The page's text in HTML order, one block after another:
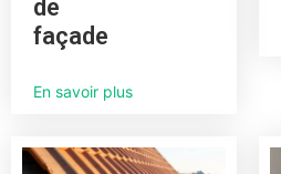
de
façade
En savoir plus